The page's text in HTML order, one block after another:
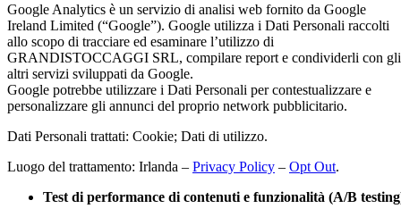
Google Analytics è un servizio di analisi web fornito da Google
Ireland Limited (“Google”). Google utilizza i Dati Personali raccolti
allo scopo di tracciare ed esaminare l’utilizzo di
GRANDISTOCCAGGI SRL, compilare report e condividerli con gli
altri servizi sviluppati da Google.
Google potrebbe utilizzare i Dati Personali per contestualizzare e
personalizzare gli annunci del proprio network pubblicitario.
Dati Personali trattati: Cookie; Dati di utilizzo.
Luogo del trattamento: Irlanda – Privacy Policy – Opt Out.
Test di performance di contenuti e funzionalità (A/B